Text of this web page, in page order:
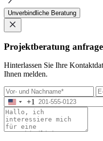
Unverbindliche Beratung
Projektberatung
Hinterlassen Sie Ihre
Ihnen melden.
+1